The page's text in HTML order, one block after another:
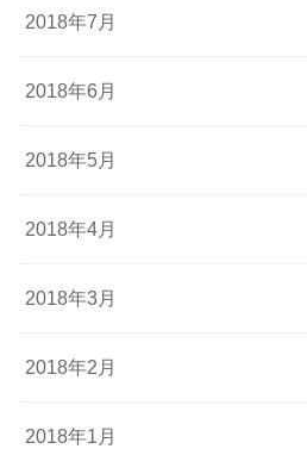
2018年7月
2018年6月
2018年5月
2018年4月
2018年3月
2018年2月
2018年1月